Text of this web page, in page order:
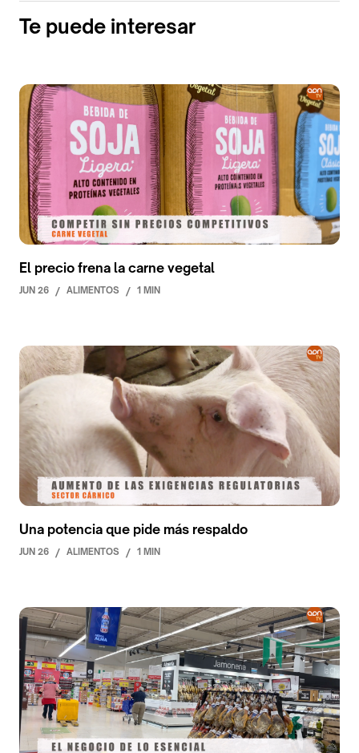
Te puede interesar
El precio frena la carne vegetal
JUN 26 / ALIMENTOS / 1 MIN
Una potencia que pide más respaldo
JUN 26 / ALIMENTOS / 1 MIN